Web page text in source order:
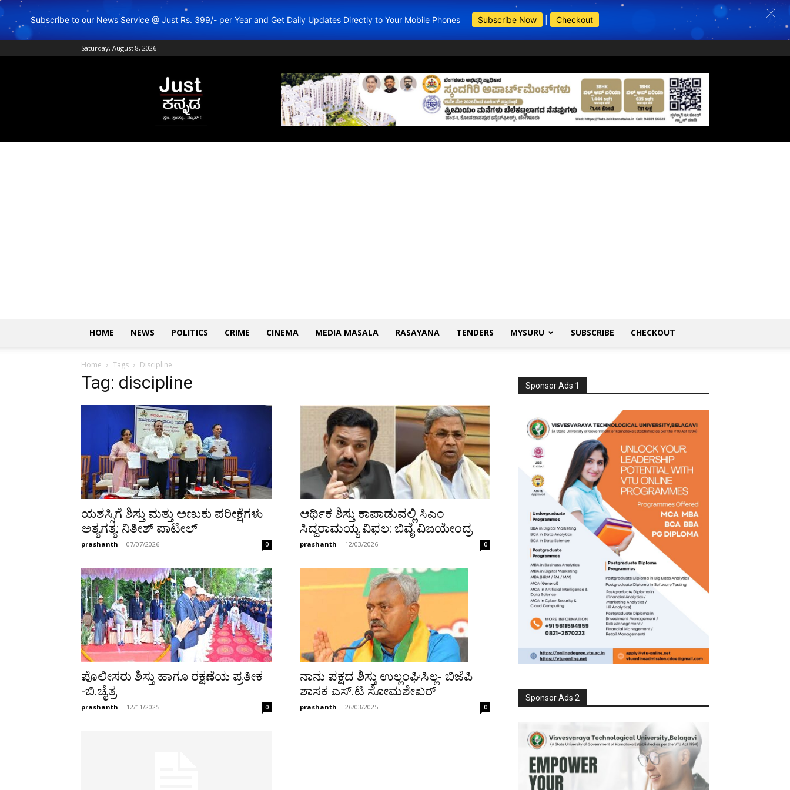
Subscribe to our News Service @ Just Rs. 399/- per Year and Get Daily Updates Directly to Your Mobile Phones Subscribe Now Checkout
Saturday, August 8, 2026
Just
Kannada
–
Online
News
ಕನ್ನಡ
BDA Apartments
HOME NEWS POLITICS CRIME CINEMA MEDIA MASALA RASAYANA TENDERS MYSURU SUBSCRIBE CHECKOUT
Home Tags Discipline
Tag: discipline
ಯಶಸ್ಸಿಗೆ ಶಿಸ್ತು ಮತ್ತು ಅಣುಕು ಪರೀಕ್ಷೆಗಳು
ಅತ್ಯಗತ್ಯ: ನಿತೀಶ್ ಪಾಟೀಲ್
prashanth - 07/07/2026 0
ಆರ್ಥಿಕ ಶಿಸ್ತು ಕಾಪಾಡುವಲ್ಲಿ ಸಿಎಂ
ಸಿದ್ದರಾಮಯ್ಯ ವಿಫಲ: ಬಿವೈ ವಿಜಯೇಂದ್ರ
prashanth - 12/03/2026 0
ಪೊಲೀಸರು ಶಿಸ್ತು ಹಾಗೂ ರಕ್ಷಣೆಯ ಪ್ರತೀಕ
-ಬಿ.ಚೈತ್ರ
prashanth - 12/11/2025 0
ನಾನು ಪಕ್ಷದ ಶಿಸ್ತು ಉಲ್ಲಂಘಿಸಿಲ್ಲ- ಬಿಜೆಪಿ
ಶಾಸಕ ಎಸ್.ಟಿ ಸೋಮಶೇಖರ್
prashanth - 26/03/2025 0
Sponsor Ads 1
Sponsor Ads 2